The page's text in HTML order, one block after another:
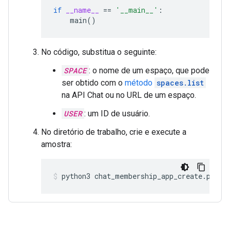
if __name__ == '__main__' :
main()
No código, substitua o seguinte:
SPACE : o nome de um espaço, que pode
ser obtido com o método spaces.list
na API Chat ou no URL de um espaço.
USER : um ID de usuário.
No diretório de trabalho, crie e execute a
amostra:
python3 chat_membership_app_create.py